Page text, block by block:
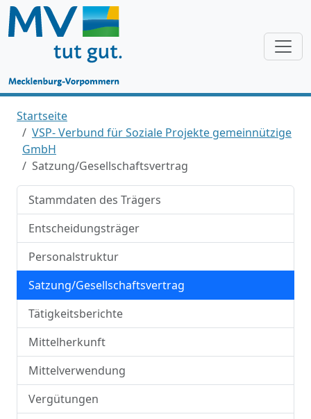
Startseite
VSP- Verbund für Soziale Projekte gemeinnützige
GmbH
Satzung/Gesellschaftsvertrag
Stammdaten des Trägers
Entscheidungsträger
Personalstruktur
Satzung/Gesellschaftsvertrag
Tätigkeitsberichte
Mittelherkunft
Mittelverwendung
Vergütungen